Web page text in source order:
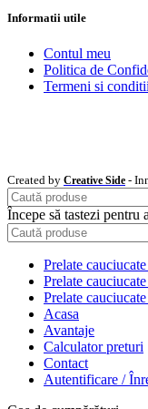
Informatii utile
Contul meu
Politica de
Termeni si conditii
Created by Creative Side -
Începe să tastezi pentru
Prelate
Prelate
Prelate
Acasa
Avantaje
Calculator preturi
Contact
Autentificare /